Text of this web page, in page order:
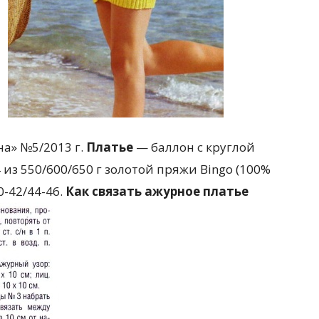
№5/2013 г. Платье — баллон с круглой
550/600/650 г золотой пряжи Bingo (100%
42/44-46. Как связать ажурное платье